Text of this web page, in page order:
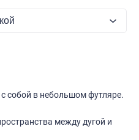
собой в небольшом футляре.
между дугой и